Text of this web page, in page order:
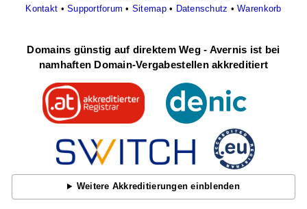
Kontakt •Supportforum • Sitemap• Datenschutz •Warenkorb
Domains günstig auf direktem Weg - Avernis ist bei
namhaften Domain-Vergabestellen akkreditiert
Weitere Akkreditierungen einblenden